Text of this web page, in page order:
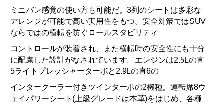
ミニバン感覚の使い方も可能だ。3列のシートは多彩な
アレンジが可能で高い実用性をもつ。安全対策ではSUV
ならではの横転を防ぐロールスタビリティ
コントロールが装着され、また横転時の安全性にも十分
に配慮した設計がなされています。エンジンは2.5Lの直
5ライトプレッシャーターボと2.9Lの直6の
インタークーラー付きツインターボの2機種。運転席8ウ
ェイパワーシート(上級グレードは本革)をはじめ、各種